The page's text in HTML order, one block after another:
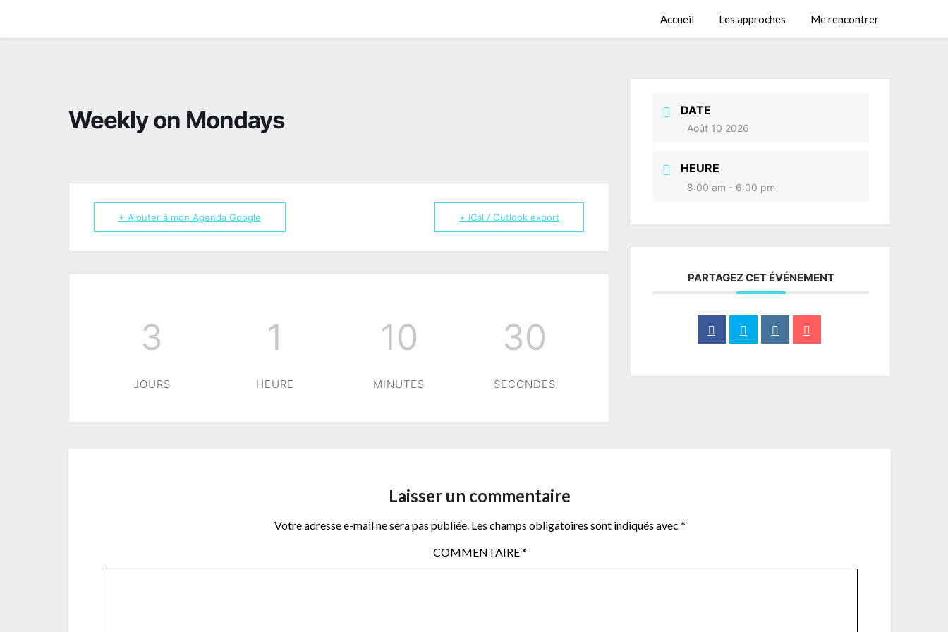
Accueil Les approches Me rencontrer
Weekly on Mondays
+ Ajouter à mon Agenda Google + iCal / Outlook export
3
JOURS
1
HEURE
10
MINUTES
29
SECONDES
DATE
Août 10 2026
HEURE
8:00 am - 6:00 pm
PARTAGEZ CET ÉVÉNEMENT
Laisser un commentaire
Votre adresse e-mail ne sera pas publiée. Les champs obligatoires sont indiqués avec *
COMMENTAIRE*